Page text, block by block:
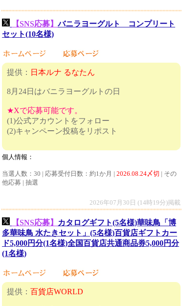
【SNS応募】バニラヨーグルト コンプリート
セット(10名様)
提供： 日本ルナ るなたん
8月24日はバニラヨーグルトの日
★Xで応募可能です。
(1)公式アカウントをフォロー
(2)キャンペーン投稿をリポスト
個人情報：
当選人数：30 | 応募受付日数：約1か月 | 2026.08.24〆切 | その
他応募 | 抽選
2026年07月30日 (14時19分)掲載
【SNS応募】
カタログギフト(5名様)華味鳥「博
多華味鳥 水たきセット」(5名様)百貨店ギフトカー
ド5,000円分(1名様)全国百貨店共通商品券5,000円分
(1名様)
提供： 百貨店WORLD